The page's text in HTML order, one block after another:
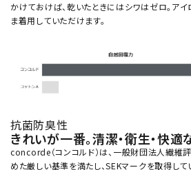
かけておけば、乾いたときにはシワはゼロ。アイ
ま着用していただけます。
抗菌防臭性
きれいが一番。清潔・衛生・快適
concorde（コンコルド）は、一般財団法人繊維
めた厳しい基準を満たし、SEKマークを取得し